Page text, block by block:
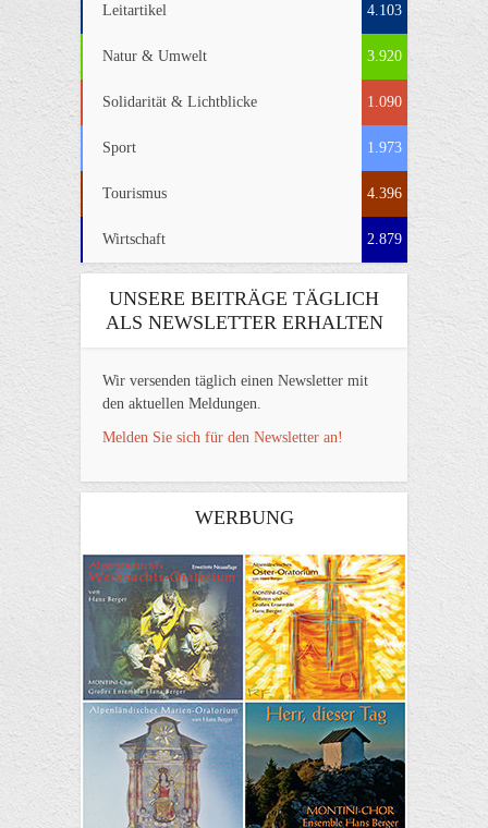
Leitartikel 4.103
Natur & Umwelt 3.920
Solidarität & Lichtblicke 1.090
Sport 1.973
Tourismus 4.396
Wirtschaft 2.879
UNSERE BEITRÄGE TÄGLICH
ALS NEWSLETTER ERHALTEN
Wir versenden täglich einen Newsletter mit
den aktuellen Meldungen.
Melden Sie sich für den Newsletter an!
WERBUNG